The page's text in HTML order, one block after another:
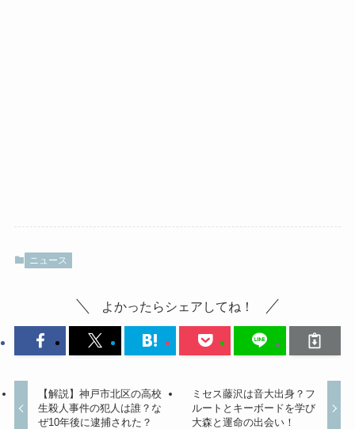
ニュース
よかったらシェアしてね！
【解説】神戸市北区の高校
生殺人事件の犯人は誰？な
ぜ10年後に逮捕された？
ミセス藤沢は音大出身？フ
ルートとキーボードを学び
大森と運命の出会い！